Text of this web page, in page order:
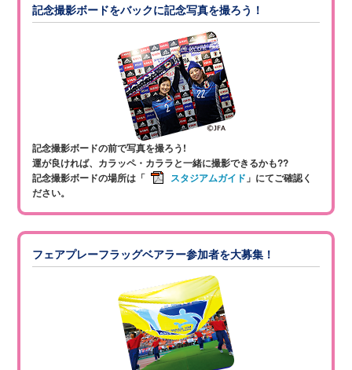
記念撮影ボードをバックに記念写真を撮ろう！
記念撮影ボードの前で写真を撮ろう!
運が良ければ、カラッペ・カララと一緒に撮影できるかも??
記念撮影ボードの場所は「
スタジアムガイド 」にてご確認く
ださい。
フェアプレーフラッグベアラー参加者を大募集！